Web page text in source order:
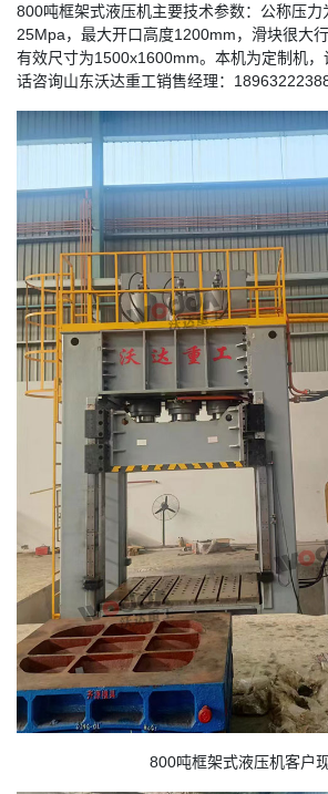
800吨框架式液压机主要技术参数：公称压力
25Mpa，最大开口高度1200mm，滑块很大
有效尺寸为1500x1600mm。本机为定制机
话咨询山东沃达重工销售经理：
800吨框架式液压机客户